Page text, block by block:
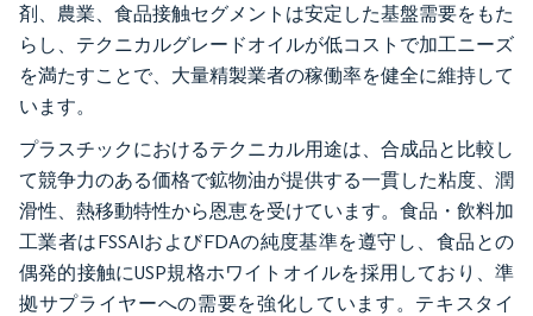
剤、農業、食品接触セグメントは安定した基盤需要をもた
らし、テクニカルグレードオイルが低コストで加工ニーズ
を満たすことで、大量精製業者の稼働率を健全に維持して
います。
プラスチックにおけるテクニカル用途は、合成品と比較し
て競争力のある価格で鉱物油が提供する一貫した粘度、潤
滑性、熱移動特性から恩恵を受けています。食品・飲料加
工業者はFSSAIおよびFDAの純度基準を遵守し、食品との
偶発的接触にUSP規格ホワイトオイルを採用しており、準
拠サプライヤーへの需要を強化しています。テキスタイ